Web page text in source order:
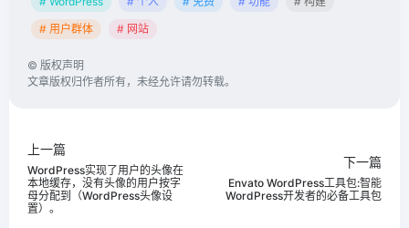
# 用户群体
# 网站
© 版权声明
文章版权归作者所有，未经允许请勿转载。
上一篇
WordPress实现了用户的头像在
本地缓存，没有头像的用户按字
母分配到（WordPress头像设
置）。
下一篇
Envato WordPress工具包:智能
WordPress开发者的必备工具包